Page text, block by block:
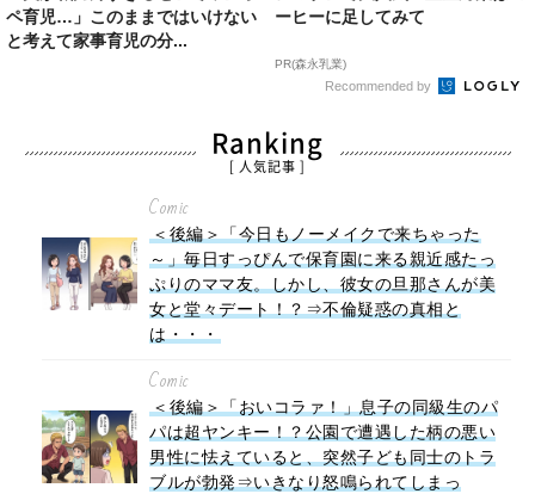
ペ育児…」このままではいけない
と考えて家事育児の分...
ーヒーに足してみて
PR(森永乳業)
Recommended by
Ranking
[ 人気記事 ]
Comic
＜後編＞「今日もノーメイクで来ちゃった
～」毎日すっぴんで保育園に来る親近感たっ
ぷりのママ友。しかし、彼女の旦那さんが美
女と堂々デート！？⇒不倫疑惑の真相と
は・・・
Comic
＜後編＞「おいコラァ！」息子の同級生のパ
パは超ヤンキー！？公園で遭遇した柄の悪い
男性に怯えていると、突然子ども同士のトラ
ブルが勃発⇒いきなり怒鳴られてしまっ